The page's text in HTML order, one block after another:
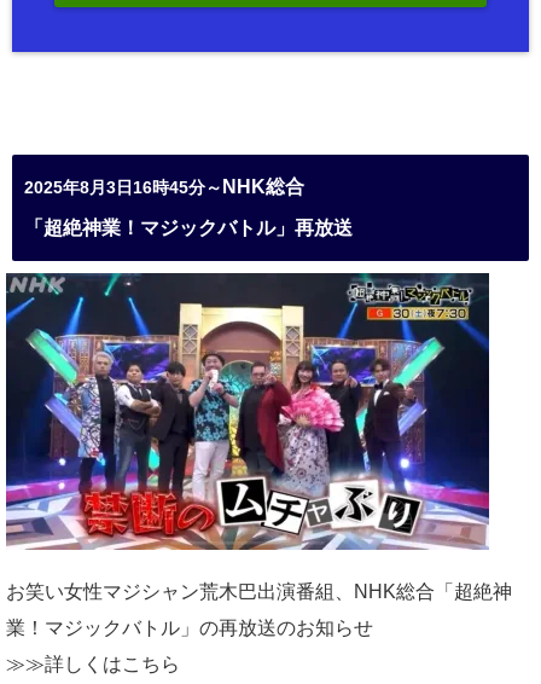
2025年8月3日16時45分～ NHK総合
「超絶神業！マジックバトル」再放送
お笑い女性マジシャン荒木巴出演番組、
NHK総合「超絶神
業！マジックバトル」の再放送のお知らせ
≫≫詳しくはこちら